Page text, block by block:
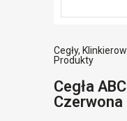
Cegły,
Produkty
Cegła